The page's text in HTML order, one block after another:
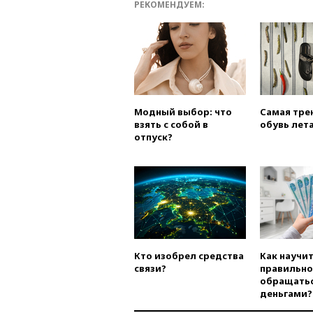
РЕКОМЕНДУЕМ:
Модный выбор: что
взять с собой в
отпуск?
Самая
обувь
Кто изобрел средства
связи?
Как
правильно
деньгами?